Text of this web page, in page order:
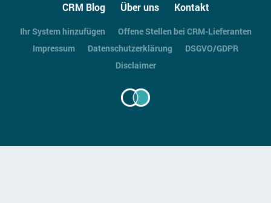
CRM Blog
Über uns Kontakt
Ihr System hinzufügen
Offene Stellen bei CRM-Lieferanten
Impressum
Datenschutzerklärung
DSGVO/GDPR
Disclaimer